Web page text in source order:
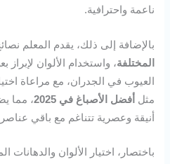
ناعمة واحترافية.
بالإضافة إلى ذلك، يقدم المعلم
المختلفة، واستخدام الألوان لإبراز
العيوب في الجدران، مع مراعاة
مثل أفضل الأصباغ في 2025
، مما
أنيقة وعصرية تتناغم مع باقي عناصر
باختصار، اختيار الألوان